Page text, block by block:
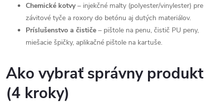
i
s
Chemické kotvy– injekčné malty (polyester/vinylester) pre
závitové tyče a roxory do betónu aj dutých materiálov.
Príslušenstvo a čističe – pištole na penu, čistič PU peny,
miešacie špičky, aplikačné pištole na kartuše.
Ako vybrať správny produkt
(4 kroky)